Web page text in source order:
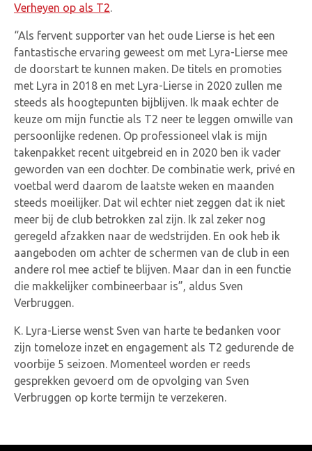
Verheyen op als T2.
“Als fervent supporter van het oude Lierse is het een
fantastische ervaring geweest om met Lyra-Lierse mee
de doorstart te kunnen maken. De titels en promoties
met Lyra in 2018 en met Lyra-Lierse in 2020 zullen me
steeds als hoogtepunten bijblijven. Ik maak echter de
keuze om mijn functie als T2 neer te leggen omwille van
persoonlijke redenen. Op professioneel vlak is mijn
takenpakket recent uitgebreid en in 2020 ben ik vader
geworden van een dochter. De combinatie werk, privé en
voetbal werd daarom de laatste weken en maanden
steeds moeilijker. Dat wil echter niet zeggen dat ik niet
meer bij de club betrokken zal zijn. Ik zal zeker nog
geregeld afzakken naar de wedstrijden. En ook heb ik
aangeboden om achter de schermen van de club in een
andere rol mee actief te blijven. Maar dan in een functie
die makkelijker combineerbaar is”, aldus Sven
Verbruggen.
K. Lyra-Lierse wenst Sven van harte te bedanken voor
zijn tomeloze inzet en engagement als T2 gedurende de
voorbije 5 seizoen. Momenteel worden er reeds
gesprekken gevoerd om de opvolging van Sven
Verbruggen op korte termijn te verzekeren.